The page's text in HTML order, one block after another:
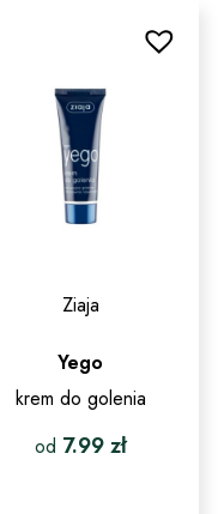
Ziaja
Yego
krem do golenia
od 7.99zł